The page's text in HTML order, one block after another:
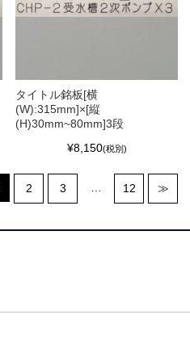
タイトル銘板[横
(W):315mm]×[縦
(H)30mm~80mm]3段
¥8,150(税別)
2 3 12 ≫